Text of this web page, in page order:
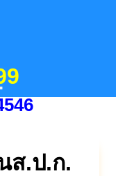
ส.ป.ก.